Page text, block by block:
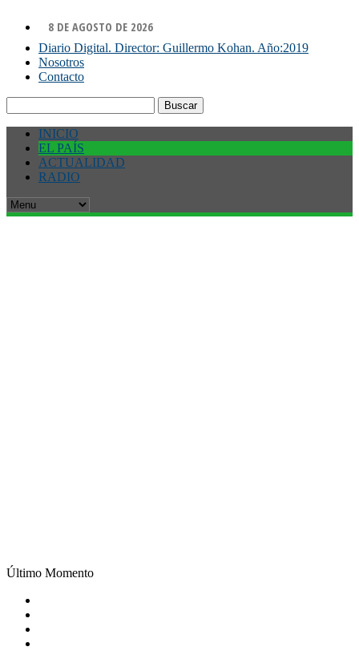
8 DE AGOSTO DE 2026
Diario Digital. Director: Guillermo Kohan. Año:2019
Nosotros
Contacto
INICIO
EL PAÍS
ACTUALIDAD
RADIO
Último Momento